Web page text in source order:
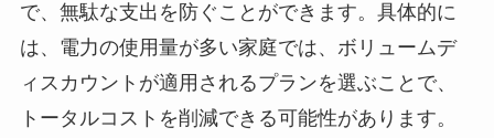
で、無駄な支出を防ぐことができます。具体的に
は、電力の使用量が多い家庭では、ボリュームデ
ィスカウントが適用されるプランを選ぶことで、
トータルコストを削減できる可能性があります。